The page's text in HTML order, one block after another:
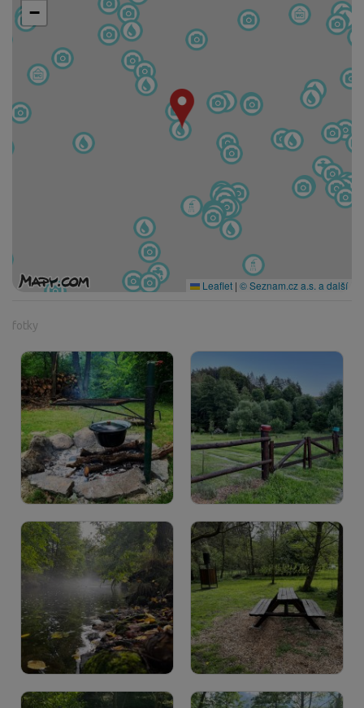
−
Leaflet | © Seznam.cz a.s. a další
fotky